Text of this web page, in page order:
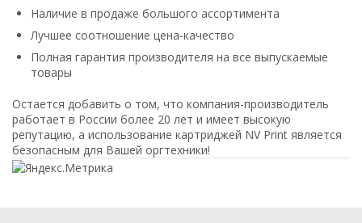
Наличие в продаже большого ассортимента
Лучшее соотношение цена-качество
Полная гарантия производителя на все выпускаемые
товары
Остается добавить о том, что компания-производитель
работает в России более 20 лет и имеет высокую
репутацию, а использование картриджей NV Print является
безопасным для Вашей оргтехники!